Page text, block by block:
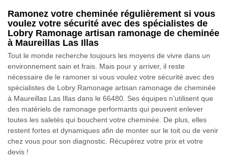
Ramonez votre cheminée régulièrement si vous
voulez votre sécurité avec des spécialistes de
Lobry Ramonage artisan ramonage de cheminée
à Maureillas Las Illas
Tout le monde recherche toujours les moyens de vivre dans un
environnement sain et frais. Mais pour y arriver, il reste
nécessaire de le ramoner si vous voulez votre sécurité avec des
spécialistes de Lobry Ramonage artisan ramonage de cheminée
à Maureillas Las Illas dans le 66480. Ses équipes n’utilisent que
des matériels de ramonage performants qui peuvent enlever
toutes les saletés qui bouchent votre cheminée. De plus, elles
restent fortes et dynamiques afin de monter sur le toit ou de venir
chez vous pour son diagnostic. Récupérez votre prix et votre
devis !